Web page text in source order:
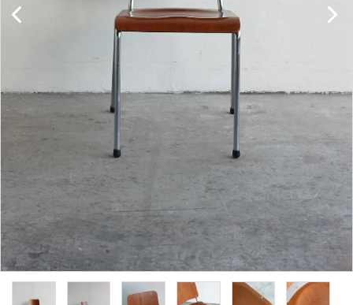
その他
BRAND
お気に入りリスト
卸販売